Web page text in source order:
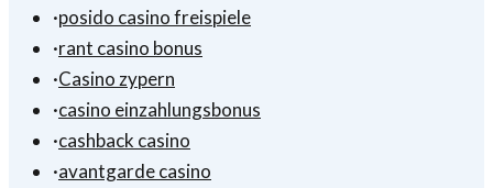
·posido casino freispiele
·rant casino bonus
·Casino zypern
·casino einzahlungsbonus
·cashback casino
·avantgarde casino